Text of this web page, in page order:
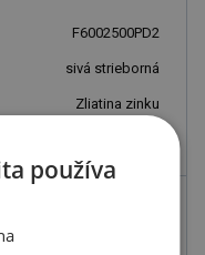
F6002500PD2
sivá strieborná
Zliatina zinku
používa